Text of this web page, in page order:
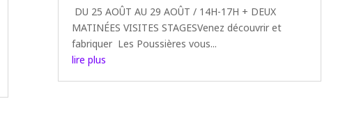
DU 25 AOÛT AU 29 AOÛT / 14H-17H + DEUX
MATINÉES VISITES STAGESVenez découvrir et
fabriquer Les Poussières vous...
lire plus